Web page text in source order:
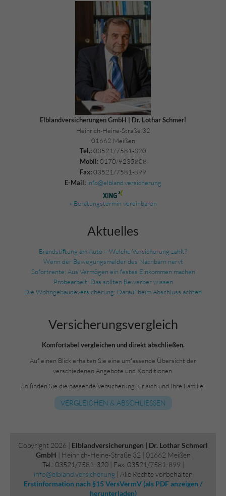
Elblandversicherungen GmbH | Dr. Lothar Schmerl
Heinrich-Heine-Straße 32
01662 Meißen
Tel.: 03521/7581-320
Mobil:0170/9235808
Fax: 03521/7581-899
E-Mail: info@elbland.versicherung
» Beratungstermin vereinbaren
Aktuelles
Brandstiftung am Auto – Welche Versicherung zahlt?
Wenn der Bewegungsmelder des Nachbarn nervt
Sofortrente: Aus Vermögen ein festes Einkommen machen
Probearbeit: Das sollten Bewerber wissen
Die Wohngebäudeversicherung: Darauf beim Abschluss achten
Versicherungs­vergleich
Komfortabel vergleichen und direkt abschließen.
Auf einen Blick erhalten Sie eine umfassende Übersicht der
verschiedenen Angebote und Konditionen.
So finden Sie die passende Versicherung für sich und Ihre Familie.
VERGLEICHEN & ABSCHLIESSEN
Copyright 2026 | Elblandversicherungen | Dr. Lothar Schmerl
GmbH | Heinrich-Heine-Straße 32 | 01662 Meißen
Tel.: 03521/7581-320 | Fax: 03521/7581-899 |
info@elbland.versicherung| Alle Rechte vorbehalten
Erstinformation nach §15 VersVermV (als PDF anzeigen /
herunterladen)